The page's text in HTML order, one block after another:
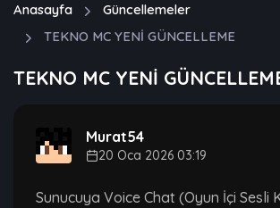
Anasayfa
Güncellemeler
TEKNO MC YENİ GÜNCELLEME
TEKNO MC YENİ
Murat54
20 Oca 2026 03:19
Sunucuya Voice Chat (Oyun İçi Sesli